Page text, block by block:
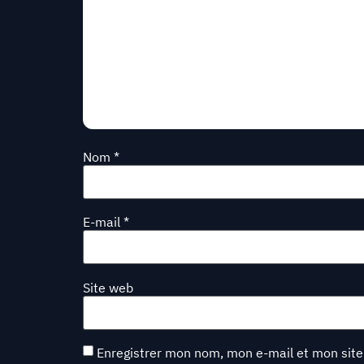
Nom *
E-mail *
Site web
Enregistrer mon nom, mon e-mail et mon